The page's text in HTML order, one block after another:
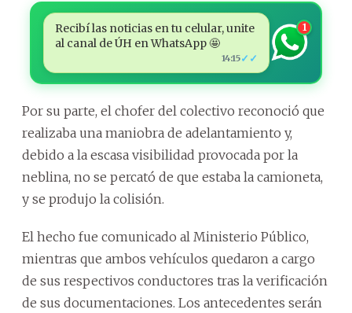
Recibí las noticias en tu celular, unite
al canal de ÚH en WhatsApp 🤩
14:15✓✓
1
Por su parte, el chofer del colectivo reconoció que
realizaba una maniobra de adelantamiento y,
debido a la escasa visibilidad provocada por la
neblina, no se percató de que estaba la camioneta,
y se produjo la colisión.
El hecho fue comunicado al Ministerio Público,
mientras que ambos vehículos quedaron a cargo
de sus respectivos conductores tras la verificación
de sus documentaciones. Los antecedentes serán